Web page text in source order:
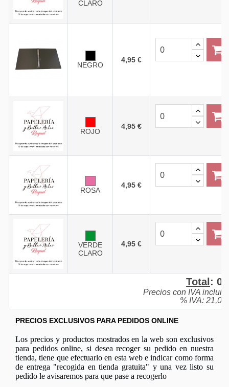
CLARO
NEGRO
4,95 €
ROJO
4,95 €
ROSA
4,95 €
VERDE
CLARO
4,95 €
Total :
Precios con IVA
% IVA:
PRECIOS EXCLUSIVOS PARA PEDIDOS ONLINE
Los precios y productos mostrados en la web son exclusivos
para pedidos online, si desea recoger su pedido en nuestra
tienda, tiene que efectuarlo en esta web e indicar como forma
de entrega "recogida en tienda gratuita" y una vez listo su
pedido le avisaremos para que pase a recogerlo